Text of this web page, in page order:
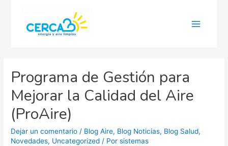
Programa de Gestión para
Mejorar la Calidad del Aire
(ProAire)
Dejar un comentario / Blog Aire, Blog Noticias, Blog Salud,
Novedades, Uncategorized / Porsistemas